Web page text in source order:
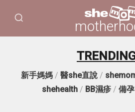
新手媽媽/ 醫she直說/
shehealth/ BB濕疹/ 備孕